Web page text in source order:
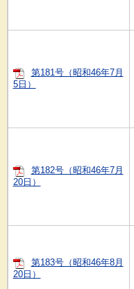
第181号（昭和46年7月
5日）
第182号（昭和46年7月
20日）
第183号（昭和46年8月
20日）